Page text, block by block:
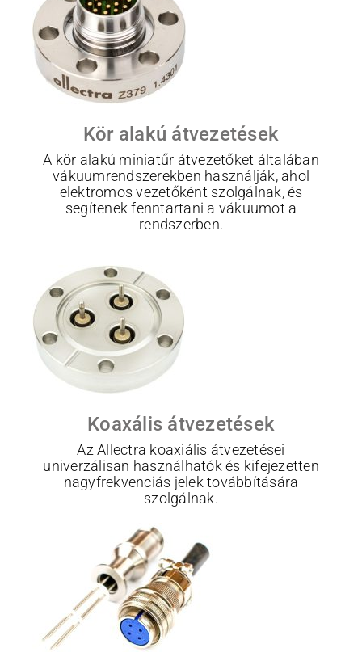
Kör alakú átvezetések
A kör alakú miniatűr átvezetőket általában
vákuumrendszerekben használják, ahol
elektromos vezetőként szolgálnak, és
segítenek fenntartani a vákuumot a
rendszerben.
Koaxális átvezetések
Az Allectra koaxiális átvezetései
univerzálisan használhatók és kifejezetten
nagyfrekvenciás jelek továbbítására
szolgálnak.